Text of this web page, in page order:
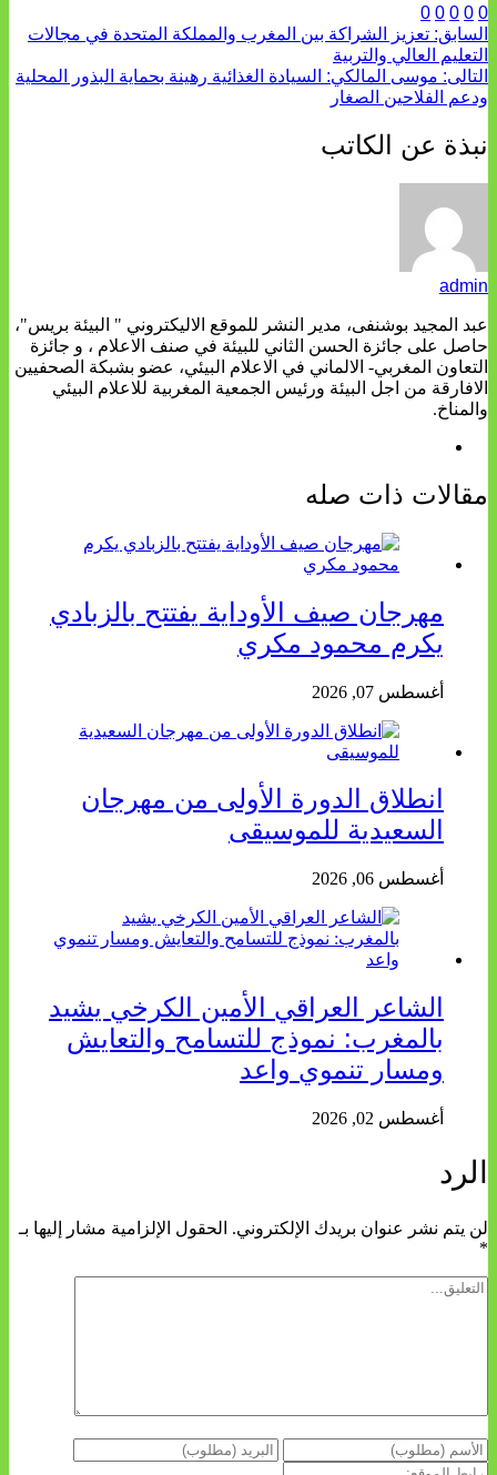
0
0
0
0
0
السابق: تعزيز الشراكة بين المغرب والمملكة المتحدة في مجالات
التعليم العالي والتربية
التالى: موسى المالكي: السيادة الغذائية رهينة بحماية البذور المحلية
ودعم الفلاحين الصغار
نبذة عن الكاتب
admin
عبد المجيد بوشنفى، مدير النشر للموقع الاليكتروني " البيئة بريس"،
حاصل على جائزة الحسن الثاني للبيئة في صنف الاعلام ، و جائزة
التعاون المغربي- الالماني في الاعلام البيئي، عضو بشبكة الصحفيين
الافارقة من اجل البيئة ورئيس الجمعية المغربية للاعلام البيئي
والمناخ.
مقالات ذات صله
مهرجان صيف الأوداية يفتتح بالزبادي
يكرم محمود مكري
أغسطس 07, 2026
انطلاق الدورة الأولى من مهرجان
السعيدية للموسيقى
أغسطس 06, 2026
الشاعر العراقي الأمين الكرخي يشيد
بالمغرب: نموذج للتسامح والتعايش
ومسار تنموي واعد
أغسطس 02, 2026
الرد
لن يتم نشر عنوان بريدك الإلكتروني. الحقول الإلزامية مشار إليها بـ
*